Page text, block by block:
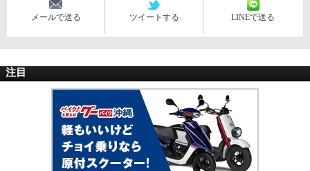
メールで送る ツイートする LINEで送る
注目